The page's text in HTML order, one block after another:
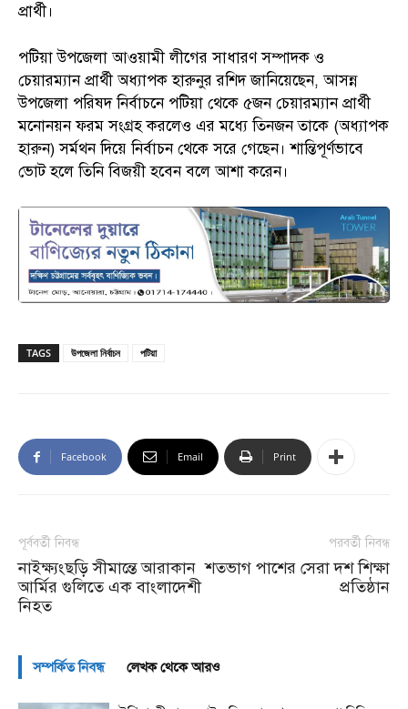
প্রার্থী।
পটিয়া উপজেলা আওয়ামী লীগের সাধারণ সম্পাদক ও
চেয়ারম্যান প্রার্থী অধ্যাপক হারুনুর রশিদ জানিয়েছেন, আসন্ন
উপজেলা পরিষদ নির্বাচনে পটিয়া থেকে ৫জন চেয়ারম্যান প্রার্থী
মনোনয়ন ফরম সংগ্রহ করলেও এর মধ্যে তিনজন তাকে (অধ্যাপক
হারুন) সর্মথন দিয়ে নির্বাচন থেকে সরে গেছেন। শান্তিপূর্ণভাবে
ভোট হলে তিনি বিজয়ী হবেন বলে আশা করেন।
TAGS উপজেলা নির্বাচন পটিয়া
Facebook Email Print
পূর্ববর্তী নিবন্ধ
নাইক্ষ‌্যংছড়ি সীমান্তে আরাকান
আর্মির গুলিতে এক বাংলাদেশী
নিহত
পরবর্তী নিবন্ধ
শতভাগ পাশের সেরা দশ শিক্ষা
প্রতিষ্ঠান
সম্পর্কিত নিবন্ধ লেখক থেকে আরও